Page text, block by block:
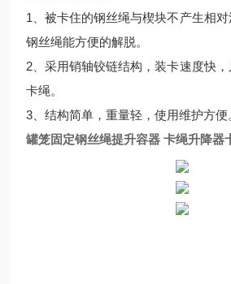
1、被卡住的钢丝绳与楔块不产生相对
钢丝绳能方便的解脱。
2、采用销轴铰链结构，装卡速度快
卡绳。
3、结构简单，重量轻，使用维护方便
罐笼固定钢丝绳提升容器 卡绳升降器